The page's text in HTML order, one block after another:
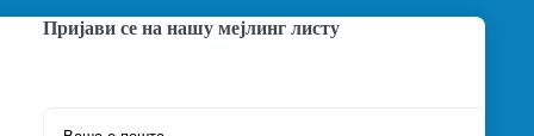
Пријави се на нашу мејлинг листу